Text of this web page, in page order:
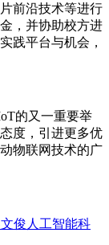
前沿技术等进行
，并协助校方进
践平台与机会，
的又一重要举
度，引进更多优
物联网技术的广
俊人工智能科